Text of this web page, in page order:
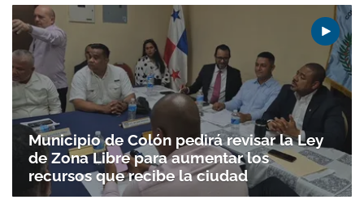
Municipio de Colón pedirá revisar la Ley
de Zona Libre para aumentar los
recursos que recibe la ciudad